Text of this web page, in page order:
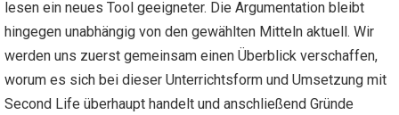
lesen ein neues Tool geeigneter. Die Argumentation bleibt
hingegen unabhängig von den gewählten Mitteln aktuell. Wir
werden uns zuerst gemeinsam einen Überblick verschaffen,
worum es sich bei dieser Unterrichtsform und Umsetzung mit
Second Life überhaupt handelt und anschließend Gründe